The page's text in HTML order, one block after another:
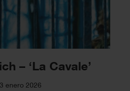
– ‘La Cavale’
enero 2026